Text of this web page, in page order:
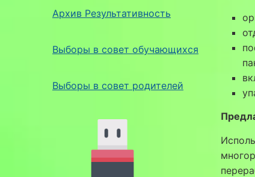
Архив Результативность
Выборы в совет обучающихся
Выборы в совет родителей